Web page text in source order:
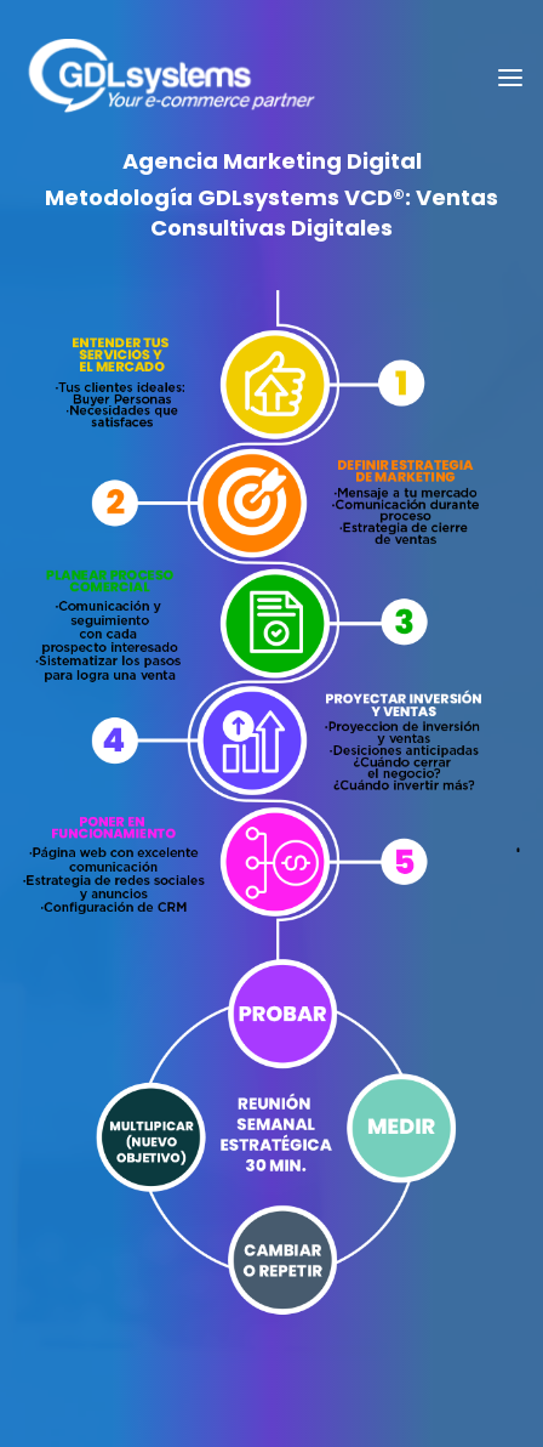
Agencia Marketing Digital
Metodología GDLsystems VCD®: Ventas
Consultivas Digitales